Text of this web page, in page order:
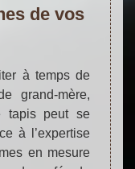
de vos
à temps de
grand-mère,
tapis peut se
à l’expertise
en mesure